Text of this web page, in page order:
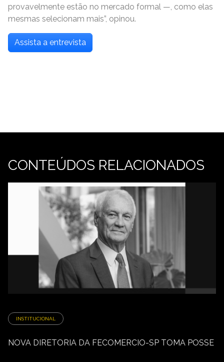
provavelmente estão no mercado formal —, como elas
mesmas selecionam mais”, opinou.
Assista a entrevista
CONTEÚDOS RELACIONADOS
INSTITUCIONAL
NOVA DIRETORIA DA FECOMERCIO-SP TOMA POSSE